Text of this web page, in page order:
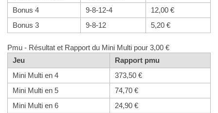
Bonus 4
9-8-12-4
12,00 €
Bonus 3
9-8-12 5,20 €
Pmu - Résultat et Rapport du Mini Multi pour 3,00 €
Jeu
Rapport pmu
Mini Multi en 4
373,50 €
Mini Multi en 5
74,70 €
Mini Multi en 6
24,90 €